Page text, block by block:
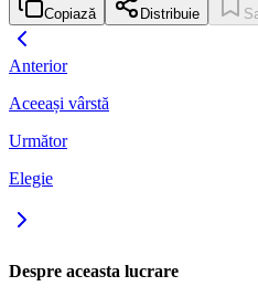
Copiază Distribuie
Anterior
Aceeași vârstă
Următor
Elegie
Despre aceasta lucrare